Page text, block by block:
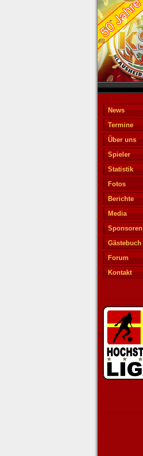
News
Termine
Über uns
Spieler
Statistik
Fotos
Berichte
Media
Sponsoren
Gästebuch
Forum
Kontakt